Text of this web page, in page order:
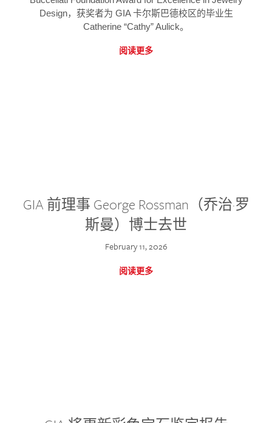
Design，获奖者为 GIA 卡尔斯巴德校区的毕业生
Catherine “Cathy” Aulick。
阅读更多
GIA 前理事 George Rossman（乔治·罗
斯曼）博士去世
February 11, 2026
阅读更多